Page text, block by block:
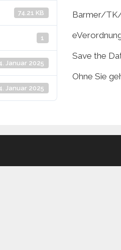
74.21 KB
1
Januar 2025
Januar 2025
Barmer/TK/
Save the
Ohne Sie